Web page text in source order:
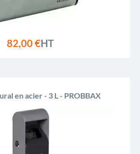
82,00 €HT
en acier - 3 L - PROBBAX